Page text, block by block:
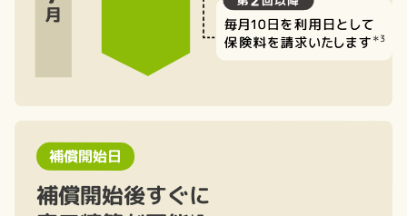
補償開始日
補償開始後すぐに